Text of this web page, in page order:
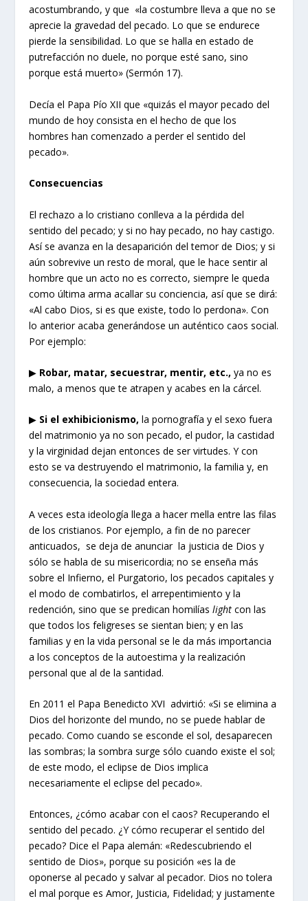
acostumbrando, y que «la costumbre lleva a que no se
aprecie la gravedad del pecado. Lo que se endurece
pierde la sensibilidad. Lo que se halla en estado de
putrefacción no duele, no porque esté sano, sino
porque está muerto» (Sermón 17).
Decía el Papa Pío XII que «quizás el mayor pecado del
mundo de hoy consista en el hecho de que los
hombres han comenzado a perder el sentido del
pecado».
Consecuencias
El rechazo a lo cristiano conlleva a la pérdida del
sentido del pecado; y si no hay pecado, no hay castigo.
Así se avanza en la desaparición del temor de Dios; y si
aún sobrevive un resto de moral, que le hace sentir al
hombre que un acto no es correcto, siempre le queda
como última arma acallar su conciencia, así que se dirá:
«Al cabo Dios, si es que existe, todo lo perdona». Con
lo anterior acaba generándose un auténtico caos social.
Por ejemplo:
▶ Robar, matar, secuestrar, mentir, etc.,ya no es
malo, a menos que te atrapen y acabes en la cárcel.
▶ Si el exhibicionismo, la pornografía y el sexo fuera
del matrimonio ya no son pecado, el pudor, la castidad
y la virginidad dejan entonces de ser virtudes. Y con
esto se va destruyendo el matrimonio, la familia y, en
consecuencia, la sociedad entera.
A veces esta ideología llega a hacer mella entre las filas
de los cristianos. Por ejemplo, a fin de no parecer
anticuados, se deja de anunciar la justicia de Dios y
sólo se habla de su misericordia; no se enseña más
sobre el Infierno, el Purgatorio, los pecados capitales y
el modo de combatirlos, el arrepentimiento y la
redención, sino que se predican homilíaslight con las
que todos los feligreses se sientan bien; y en las
familias y en la vida personal se le da más importancia
a los conceptos de la autoestima y la realización
personal que al de la santidad.
En 2011 el Papa Benedicto XVI advirtió: «Si se elimina a
Dios del horizonte del mundo, no se puede hablar de
pecado. Como cuando se esconde el sol, desaparecen
las sombras; la sombra surge sólo cuando existe el sol;
de este modo, el eclipse de Dios implica
necesariamente el eclipse del pecado».
Entonces, ¿cómo acabar con el caos? Recuperando el
sentido del pecado. ¿Y cómo recuperar el sentido del
pecado? Dice el Papa alemán: «Redescubriendo el
sentido de Dios», porque su posición «es la de
oponerse al pecado y salvar al pecador. Dios no tolera
el mal porque es Amor, Justicia, Fidelidad; y justamente